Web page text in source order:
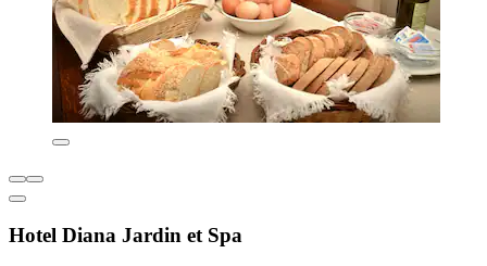
Hotel Diana Jardin et Spa